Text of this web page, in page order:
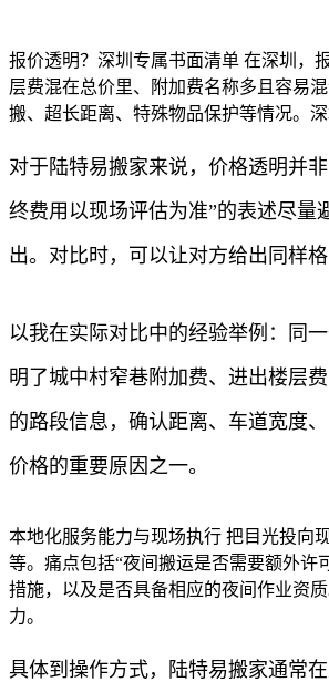
报价透明？深圳专属书面清单 在深圳，
层费混在总价里、附加费名称多且容易
搬、超长距离、特殊物品保护等情况。
对于陆特易搬家来说，价格透明并
终费用以现场评估为准”的表述尽量
出。对比时，可以让对方给出同样
以我在实际对比中的经验举例：同
明了城中村窄巷附加费、进出楼层
的路段信息，确认距离、车道宽度
价格的重要原因之一。
本地化服务能力与现场执行 把目光投向
等。痛点包括“夜间搬运是否需要额外许
措施，以及是否具备相应的夜间作业资
力。
具体到操作方式，陆特易搬家通常